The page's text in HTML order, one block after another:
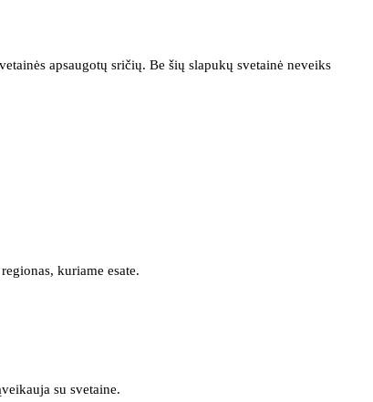
apsaugotų sričių. Be šių slapukų svetainė neveiks
kuriame esate.
su svetaine.